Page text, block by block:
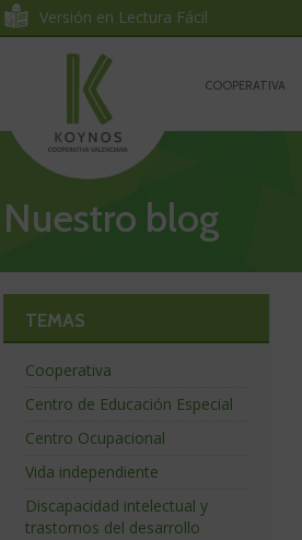
Nuestro blog
TEMAS
Cooperativa
Centro de Educación Especial
Centro Ocupacional
Vida independiente
Discapacidad intelectual y
trastornos del desarrollo
Versión en Lectura Fácil
portada
COOPERATIVA